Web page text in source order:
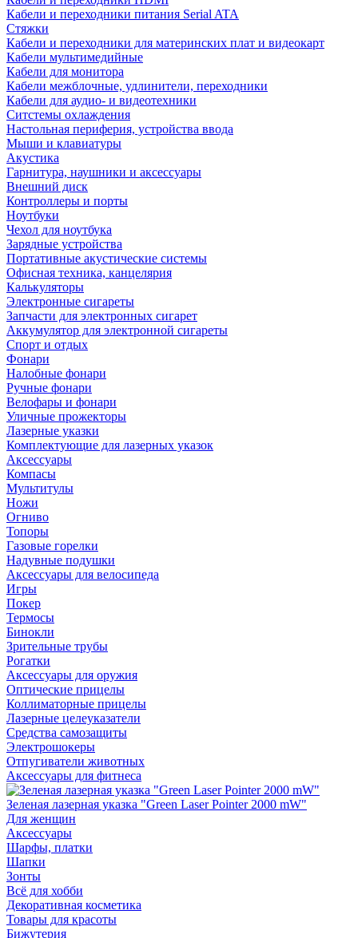
Кабели и переходники питания Serial ATA
Стяжки
Кабели и переходники для материнских плат и видеокарт
Кабели мультимедийные
Кабели для монитора
Кабели межблочные, удлинители, переходники
Кабели для аудио- и видеотехники
Ситстемы охлаждения
Настольная периферия, устройства ввода
Мыши и клавиатуры
Акустика
Гарнитура, наушники и аксессуары
Внешний диск
Контроллеры и порты
Ноутбуки
Чехол для ноутбука
Зарядные устройства
Портативные акустические системы
Офисная техника, канцелярия
Калькуляторы
Электронные сигареты
Запчасти для электронных сигарет
Аккумулятор для электронной сигареты
Спорт и отдых
Фонари
Налобные фонари
Ручные фонари
Велофары и фонари
Уличные прожекторы
Лазерные указки
Комплектующие для лазерных указок
Аксессуары
Компасы
Мультитулы
Ножи
Огниво
Топоры
Газовые горелки
Надувные подушки
Аксессуары для велосипеда
Игры
Покер
Термосы
Бинокли
Зрительные трубы
Рогатки
Аксессуары для оружия
Оптические прицелы
Коллиматорные прицелы
Лазерные целеуказатели
Средства самозащиты
Электрошокеры
Отпугиватели животных
Аксессуары для фитнеса
Зеленая лазерная указка "Green Laser Pointer 2000 mW"
Для женщин
Аксессуары
Шарфы, платки
Шапки
Зонты
Всё для хобби
Декоративная косметика
Товары для красоты
Бижутерия